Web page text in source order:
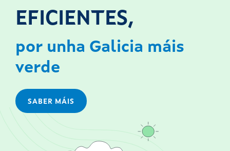
EFICIENTES,
por unha Galicia máis
verde
SABER MÁIS